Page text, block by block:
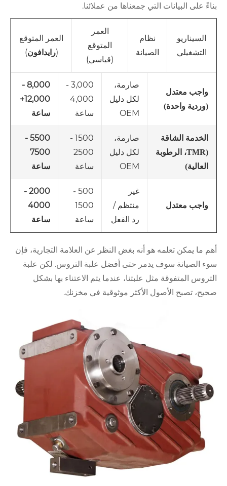
بناءً على البيانات التي جمعناها من عملائنا.
السيناريو
التشغيلي
نظام
الصيانة
العمر
المتوقع
(قياسي)
العمر المتوقع
(رايدافون)
واجب معتدل
(وردية واحدة)
صارمة،
لكل دليل
OEM
3,000 -
4,000
ساعة
8,000 -
12,000+
ساعة
الخدمة الشاقة
(TMR، الرطوبة
العالية)
صارمة،
لكل دليل
OEM
1500 -
2500
ساعة
5500 -
7500
ساعة
واجب معتدل
غير
منتظم /
رد الفعل
500 -
1500
ساعة
2000 -
4000
ساعة
أهم ما يمكن تعلمه هو أنه بغض النظر عن العلامة التجارية، فإن
سوء الصيانة سوف يدمر حتى أفضل علبة التروس. لكن علبة
التروس المتفوقة مثل علبتنا، عندما يتم الاعتناء بها بشكل
صحيح، تصبح الأصول الأكثر موثوقية في مخزنك.